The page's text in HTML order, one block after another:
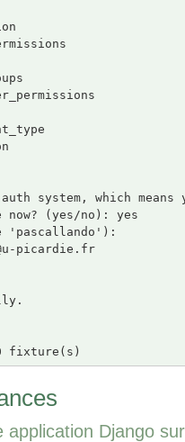
system, which means
(yes/no): yes
'pascallando'):
picardie.fr
application Django